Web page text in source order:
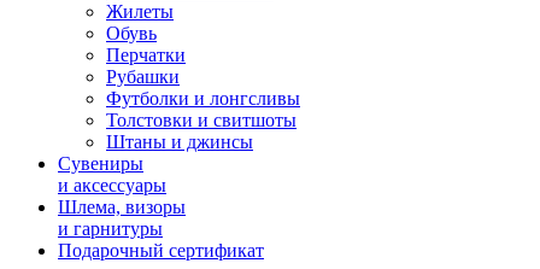
Жилеты
Обувь
Перчатки
Рубашки
Футболки и лонгсливы
Толстовки и свитшоты
Штаны и джинсы
Сувениры
и аксессуары
Шлема, визоры
и гарнитуры
Подарочный сертификат